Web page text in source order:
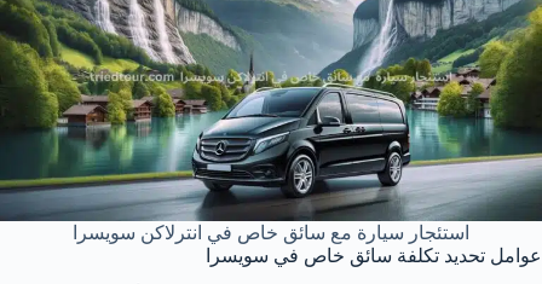
استئجار سيارة مع سائق خاص في انترلاكن سويسرا
عوامل تحديد تكلفة سائق خاص في سويسرا